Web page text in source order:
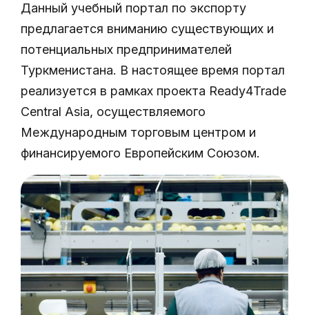
Данный учебный портал по экспорту
предлагается вниманию существующих и
потенциальных предпринимателей
Туркменистана. В настоящее время портал
реализуется в рамках проекта Ready4Trade
Central Asia, осуществляемого
Международным торговым центром и
финансируемого Европейским Союзом.